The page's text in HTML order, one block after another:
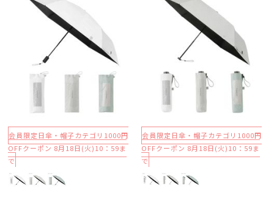
会員限定日傘・帽子カテゴリ1000円
OFFクーポン 8月18日(火)10：59ま
で
会員限定日傘・帽子カテゴリ1000円
OFFクーポン 8月18日(火)10：59ま
で